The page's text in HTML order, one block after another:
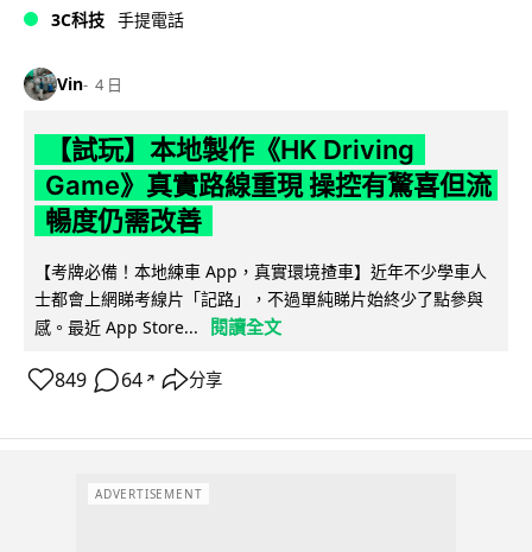
3C科技 手提電話
Vin 4 日
【試玩】本地製作《HK Driving
Game》真實路線重現 操控有驚喜但流
暢度仍需改善
【考牌必備！本地練車 App，真實環境揸車】近年不少學車人
士都會上網睇考線片「記路」，不過單純睇片始終少了點參與
感。最近 App Store...
閱讀全文
849 64 ↗ 分享
ADVERTISEMENT